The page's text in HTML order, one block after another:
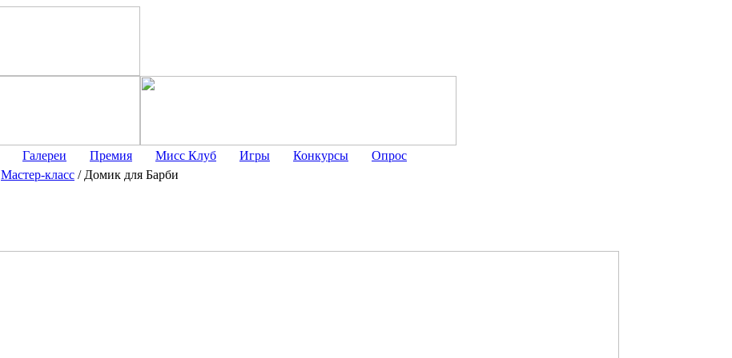
Галереи Премия Мисс Клуб Игры Конкурсы
Опрос
Мастер-класс / Домик для Барби